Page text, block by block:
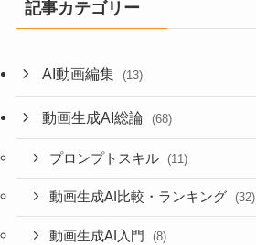
記事カテゴリー
AI動画編集 (13)
動画生成AI総論 (68)
プロンプトスキル (11)
動画生成AI比較・ランキング (32)
動画生成AI入門 (8)